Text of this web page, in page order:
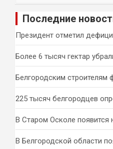
и
Последние
Президент отметил
Более 6 тысяч гектар
Белгородским строителям
225 тысяч белгородцев
В Старом Осколе
В Белгородской области